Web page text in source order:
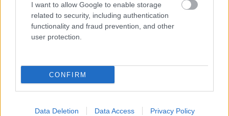
I want to allow Google to enable storage
related to security, including authentication
functionality and fraud prevention, and other
user protection.
CONFIRM
Data Deletion Data Access Privacy Policy
Aκολουθήστε μας
παντού…